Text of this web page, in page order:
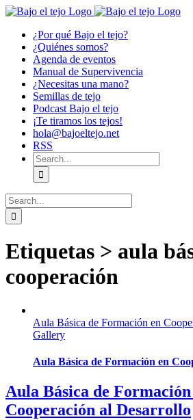
Skip
content¿Por qué Bajo el tejo?
¿Quiénes somos?
Agenda de eventos
Manual de Supervivencia
¿Necesitas una mano?
Semillas de tejo
Podcast Bajo el tejo
¡Te tiramos los tejos!
hola@bajoeltejo.net
RSS
Search
for:
Search
for:
Etiquetas > aula
cooperación
Aula Básica de Formación en
Gallery
Aula Básica de Formación en
Aula Básica de Formación
Cooperación al Desarrollo